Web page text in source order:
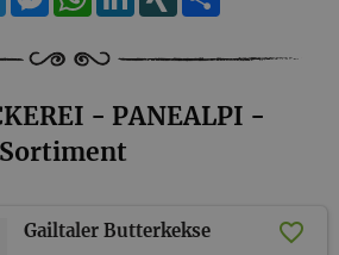
- PANEALPI -
Sortiment
Gailtaler Butterkekse